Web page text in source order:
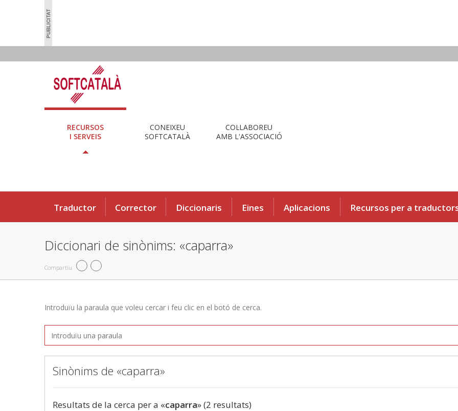
RECURSOS
I SERVEIS
CONEIXEU
SOFTCATALÀ
COL·LABOREU
AMB L'ASSOCIACIÓ
Traductor Corrector Diccionaris Eines Aplicacions Recursos per a
Diccionari de sinònims: «caparra»
Compartiu
Introduïu la paraula que voleu cercar i feu clic en el botó de cerca.
Sinònims de «caparra»
Resultats de la cerca per a «caparra» (2 resultats)